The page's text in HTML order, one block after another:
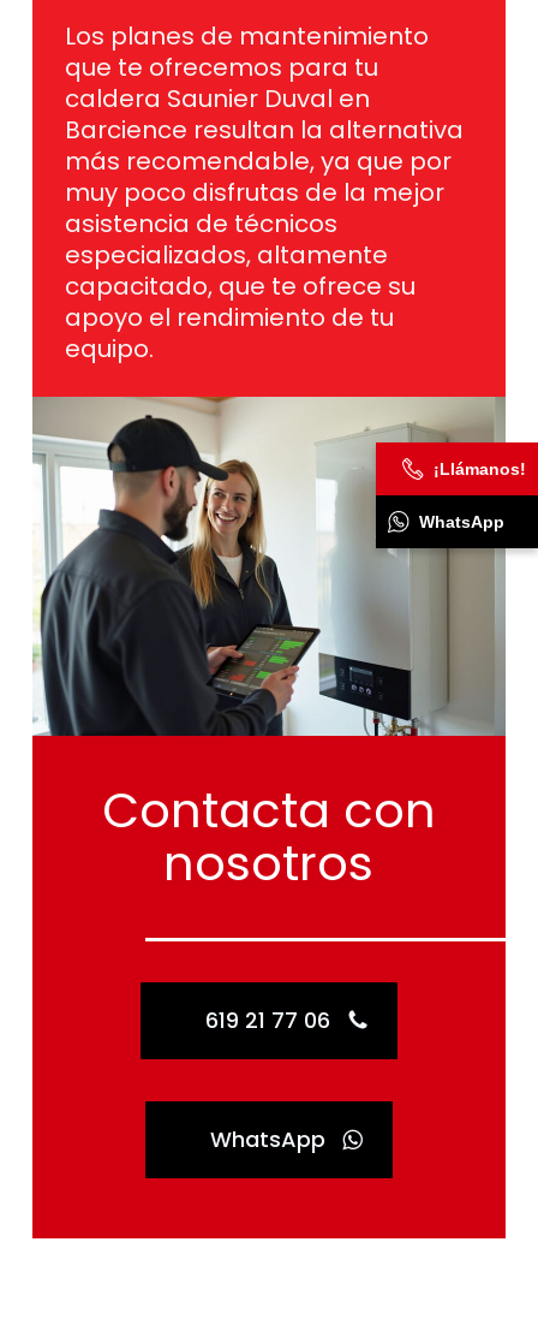
Los planes de mantenimiento
que te ofrecemos para tu
caldera Saunier Duval en
Barcience resultan la alternativa
más recomendable, ya que por
muy poco disfrutas de la mejor
asistencia de técnicos
especializados, altamente
capacitado, que te ofrece su
apoyo el rendimiento de tu
equipo.
Contacta con
nosotros
619 21 77 06
WhatsApp
¡Llámanos!
WhatsApp